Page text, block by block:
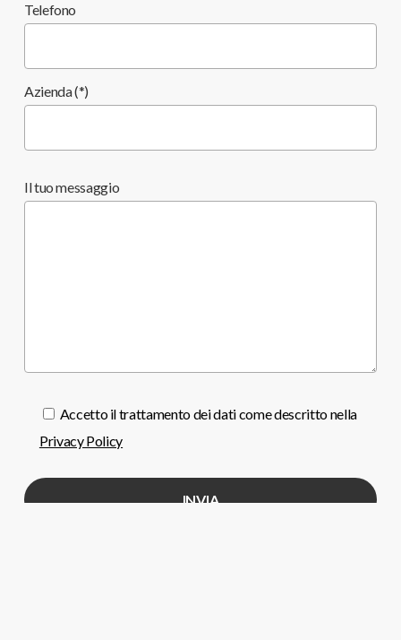
Telefono
Azienda (*)
Il tuo messaggio
Accetto il trattamento dei dati come descritto nella
Privacy Policy